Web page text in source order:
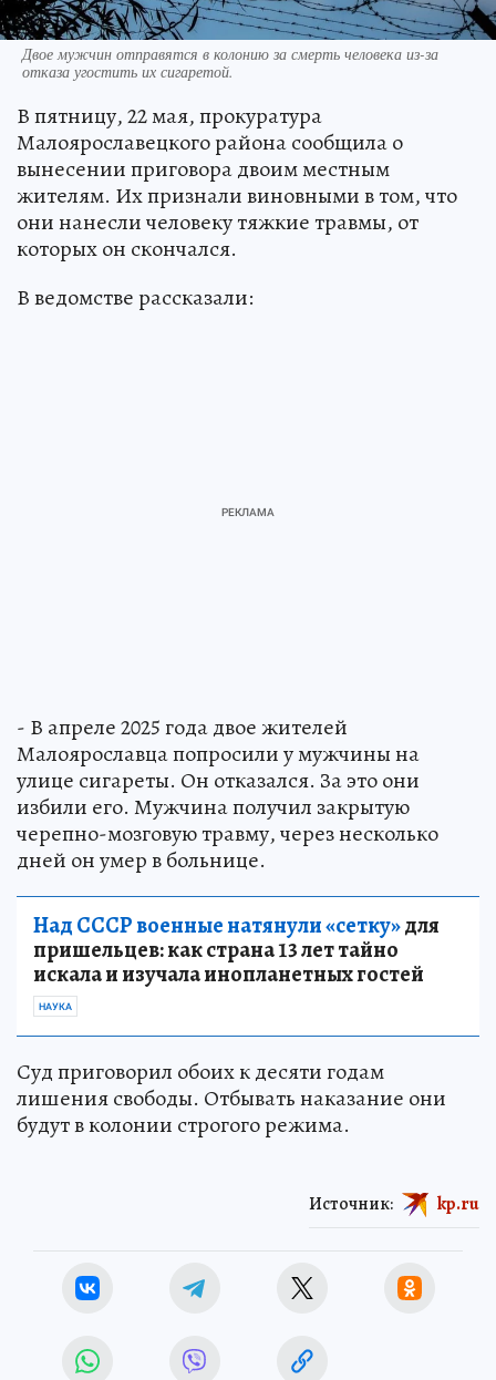
Двое мужчин отправятся в колонию за смерть человека из-за
отказа угостить их сигаретой.
В пятницу, 22 мая, прокуратура
Малоярославецкого района сообщила о
вынесении приговора двоим местным
жителям. Их признали виновными в том, что
они нанесли человеку тяжкие травмы, от
которых он скончался.
В ведомстве рассказали:
- В апреле 2025 года двое жителей
Малоярославца попросили у мужчины на
улице сигареты. Он отказался. За это они
избили его. Мужчина получил закрытую
черепно-мозговую травму, через несколько
дней он умер в больнице.
Над СССР военные натянули «сетку»для
пришельцев: как страна 13 лет тайно
искала и изучала инопланетных гостей
НАУКА
Суд приговорил обоих к десяти годам
лишения свободы. Отбывать наказание они
будут в колонии строгого режима.
Источник: kp.ru